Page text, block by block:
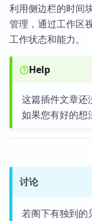
利用侧边栏的时间
管理，通过工作区
工作状态和能力。
Help
这篇插件文章还
如果您有好的想
讨论
若阁下有独到的